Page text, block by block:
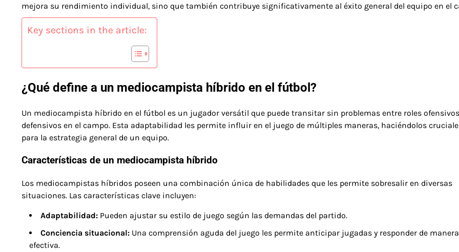
mejora su rendimiento individual, sino que también contribuye significativamente al éxito general del equipo en el
Key sections in the article:
¿Qué define a un mediocampista híbrido en el fútbol?
Un mediocampista híbrido en el fútbol es un jugador versátil que puede transitar sin problemas entre roles
defensivos en el campo. Esta adaptabilidad les permite influir en el juego de múltiples maneras, haciéndolos
para la estrategia general de un equipo.
Características de un mediocampista híbrido
Los mediocampistas híbridos poseen una combinación única de habilidades que les permite sobresalir en diversas
situaciones. Las características clave incluyen:
Adaptabilidad: Pueden ajustar su estilo de juego según las demandas del partido.
Conciencia situacional: Una comprensión aguda del juego les permite anticipar jugadas y responder de manera
efectiva.